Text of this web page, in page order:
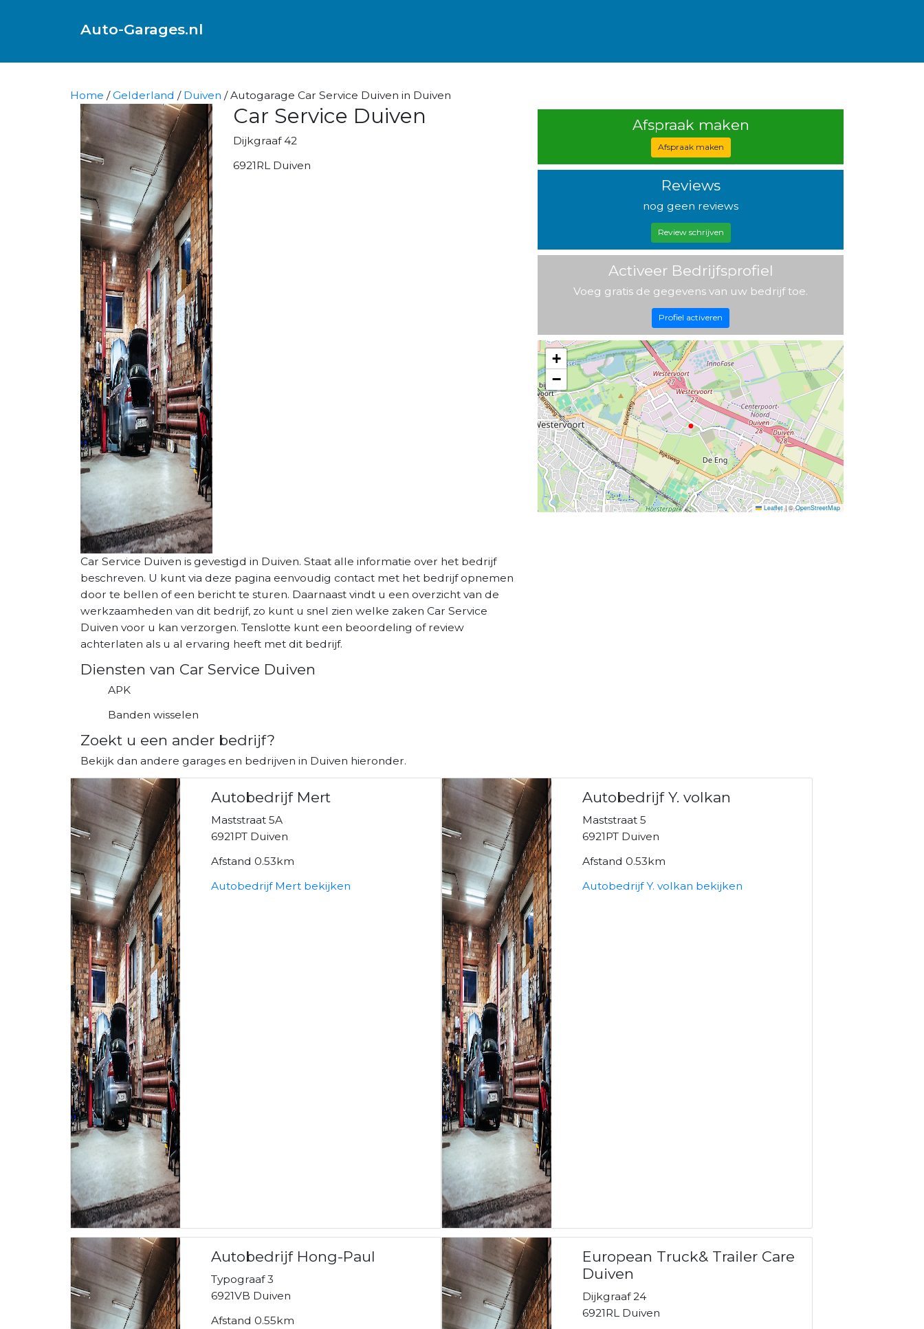
Auto-Garages.nl
Home /Gelderland / Duiven / Autogarage Car Service Duiven in Duiven
Car Service Duiven
Dijkgraaf 42
6921RL Duiven
Car Service Duiven is gevestigd in Duiven. Staat alle informatie over het bedrijf
beschreven. U kunt via deze pagina eenvoudig contact met het bedrijf opnemen
door te bellen of een bericht te sturen. Daarnaast vindt u een overzicht van de
werkzaamheden van dit bedrijf, zo kunt u snel zien welke zaken Car Service
Duiven voor u kan verzorgen. Tenslotte kunt een beoordeling of review
achterlaten als u al ervaring heeft met dit bedrijf.
Diensten van Car Service Duiven
APK
Banden wisselen
Afspraak maken
Afspraak maken
Reviews
nog geen reviews
Review schrijven
Activeer Bedrijfsprofiel
Voeg gratis de gegevens van uw bedrijf toe.
Profiel activeren
+
−
Leaflet |©OpenStreetMap
Zoekt u een ander bedrijf?
Bekijk dan andere garages en bedrijven in Duiven hieronder.
Autobedrijf Mert
Maststraat 5A
6921PT Duiven
Afstand 0.53km
Autobedrijf Mert bekijken
Autobedrijf Y. volkan
Maststraat 5
6921PT Duiven
Afstand 0.53km
Autobedrijf Y. volkan bekijken
Autobedrijf Hong-Paul
Typograaf 3
6921VB Duiven
Afstand 0.55km
European Truck& Trailer Care
Duiven
Dijkgraaf 24
6921RL Duiven